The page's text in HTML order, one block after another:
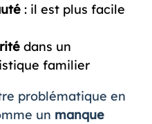
: il est plus facile
dans un
familier
problématique en
un manque